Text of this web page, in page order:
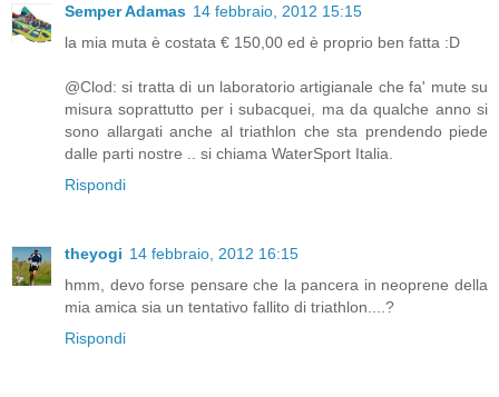
Semper Adamas 14 febbraio, 2012 15:15
la mia muta è costata € 150,00 ed è proprio ben fatta :D
@Clod: si tratta di un laboratorio artigianale che fa' mute su
misura soprattutto per i subacquei, ma da qualche anno si
sono allargati anche al triathlon che sta prendendo piede
dalle parti nostre .. si chiama WaterSport Italia.
Rispondi
theyogi 14 febbraio, 2012 16:15
hmm, devo forse pensare che la pancera in neoprene della
mia amica sia un tentativo fallito di triathlon....?
Rispondi